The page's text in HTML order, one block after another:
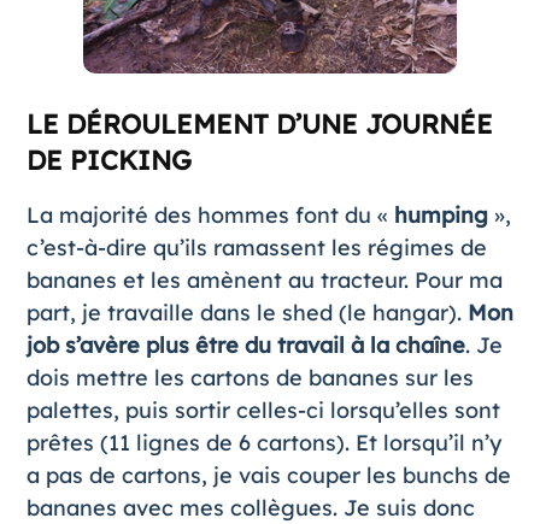
LE DÉROULEMENT D’UNE JOURNÉE
DE PICKING
La majorité des hommes font du « humping»,
c’est-à-dire qu’ils ramassent les régimes de
bananes et les amènent au tracteur. Pour ma
part, je travaille dans le shed (le hangar). Mon
job s’avère plus être du travail à la chaîne. Je
dois mettre les cartons de bananes sur les
palettes, puis sortir celles-ci lorsqu’elles sont
prêtes (11 lignes de 6 cartons). Et lorsqu’il n’y
a pas de cartons, je vais couper les bunchs de
bananes avec mes collègues. Je suis donc